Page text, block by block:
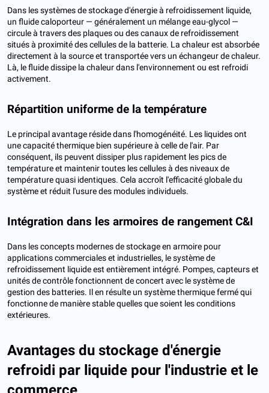
Dans les systèmes de stockage d'énergie à refroidissement liquide,
un fluide caloporteur — généralement un mélange eau-glycol —
circule à travers des plaques ou des canaux de refroidissement
situés à proximité des cellules de la batterie. La chaleur est absorbée
directement à la source et transportée vers un échangeur de chaleur.
Là, le fluide dissipe la chaleur dans l'environnement ou est refroidi
activement.
Répartition uniforme de la température
Le principal avantage réside dans l'homogénéité. Les liquides ont
une capacité thermique bien supérieure à celle de l'air. Par
conséquent, ils peuvent dissiper plus rapidement les pics de
température et maintenir toutes les cellules à des niveaux de
température quasi identiques. Cela accroît l'efficacité globale du
système et réduit l'usure des modules individuels.
Intégration dans les armoires de rangement C&I
Dans les concepts modernes de stockage en armoire pour
applications commerciales et industrielles, le système de
refroidissement liquide est entièrement intégré. Pompes, capteurs et
unités de contrôle fonctionnent de concert avec le système de
gestion des batteries. Il en résulte un système thermique fermé qui
fonctionne de manière stable quelles que soient les conditions
extérieures.
Avantages du stockage d'énergie
refroidi par liquide pour l'industrie et le